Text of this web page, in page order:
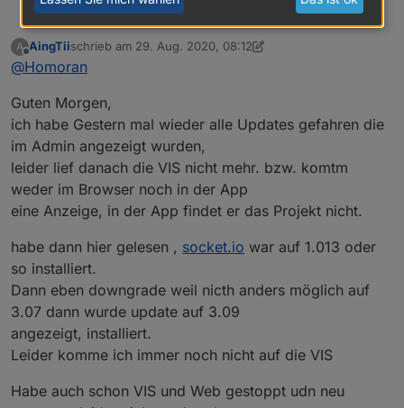
Homoran@Hartmut-Tomcin sagte in VIS startet nicht:
Adapter und Instanzen anlegen (bei Alexa habe ich
keine Ahnung)
Dann eine vis basteln!
(es ist vollkommen normal, wenn das 2 Jahre dauert
und sich in der Zeit immer wieder ändert)
@Hartmut-Tomcin sagte inVIS startet nicht:
Dazu muss ich erstmal das Haus in VIS
Das ist eine Frage des Geschmacks vs. Nutzbarkeit.
Das Thema hatten wir vor kurzem erst.
aber nicht immer für jeden optimal.
Später wollte ich dann so Kleinigkeiten machen
wie:
Wenn der ecovacs t8 AIVI losfährt und es
einfaches Blockly mit wenigen Zeilen - das schaffst
@Hartmut-Tomcin sagte inVIS startet nicht :
A
Offline
AingTiischrieb am 29. Aug. 2020, 08:12
zuletzt editiert von AingTii
@Homoran
Guten Morgen,
ich habe Gestern mal wieder alle Updates gefahren die
im Admin angezeigt wurden,
leider lief danach die VIS nicht mehr. bzw. komtm
weder im Browser noch in der App
eine Anzeige, in der App findet er das Projekt nicht.
habe dann hier gelesen , socket.io war auf 1.013 oder
so installiert.
Dann eben downgrade weil nicth anders möglich auf
3.07 dann wurde update auf 3.09
angezeigt, installiert.
Leider komme ich immer noch nicht auf die VIS
Habe auch schon VIS und Web gestoppt udn neu